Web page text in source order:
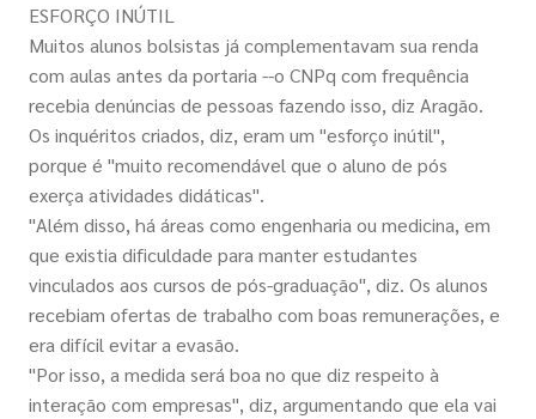
/home/avaliaca/humboldtbrasil.org/includes/database/
Deprecated function
: Return type of
should either be compatible with Iterator::key(): mixed, or
[\ReturnTypeWillChange] attribute should be used to
suppress the notice in
require_once() (line 2346
/home/avaliaca/humboldtbrasil.org/includes/database/
Deprecated function
: Return type of
DatabaseStatementEmpty::valid() should either be
Iterator::valid(): bool, or the #[\ReturnTypeWillChange]
should be used to temporarily suppress the notice in
2346
/home/avaliaca/humboldtbrasil.org/includes/database/
ESFORÇO INÚTIL
Muitos alunos bolsistas já complementavam sua renda
com aulas antes da portaria --o CNPq com frequência
recebia denúncias de pessoas fazendo isso, diz Aragão.
Os inquéritos criados, diz, eram um "esforço inútil",
porque é "muito recomendável que o aluno de pós
exerça atividades didáticas".
"Além disso, há áreas como engenharia ou medicina, em
que existia dificuldade para manter estudantes
vinculados aos cursos de pós-graduação", diz. Os alunos
recebiam ofertas de trabalho com boas remunerações, e
era difícil evitar a evasão.
"Por isso, a medida será boa no que diz respeito à
interação com empresas", diz, argumentando que ela vai